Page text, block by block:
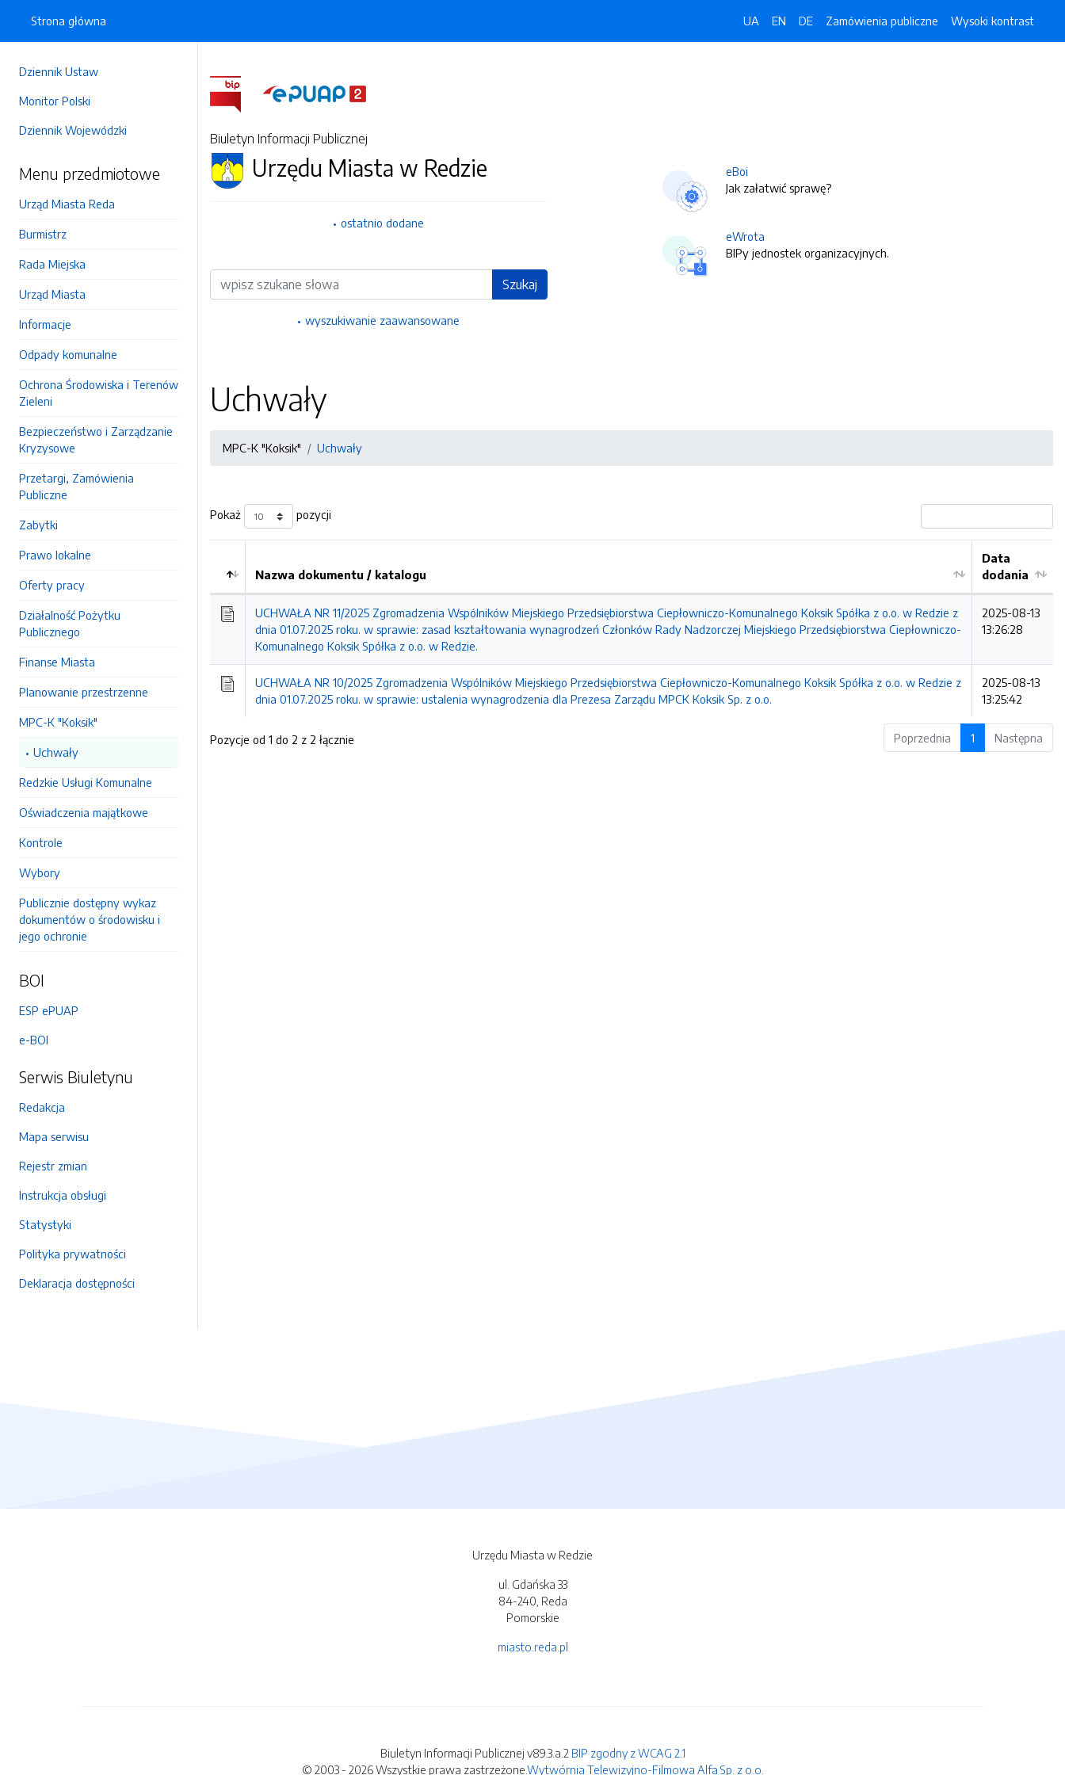
Dziennik Ustaw
Monitor Polski
Dziennik Wojewódzki
Menu przedmiotowe
Urząd Miasta Reda
Burmistrz
Rada Miejska
Urząd Miasta
Informacje
Odpady komunalne
Ochrona Środowiska i Terenów
Zieleni
Bezpieczeństwo i Zarządzanie
Kryzysowe
Przetargi, Zamówienia
Publiczne
Zabytki
Prawo lokalne
Oferty pracy
Działalność Pożytku
Publicznego
Finanse Miasta
Planowanie przestrzenne
MPC-K "Koksik"
Uchwały
Redzkie Usługi Komunalne
Oświadczenia majątkowe
Kontrole
Wybory
Publicznie dostępny wykaz
dokumentów o środowisku i
jego ochronie
BOI
ESP ePUAP
e-BOI
Serwis Biuletynu
Redakcja
Mapa serwisu
Rejestr zmian
Instrukcja obsługi
Statystyki
Polityka prywatności
Deklaracja dostępności
Strona główna UA EN DE Zamówienia publiczne Wysoki kontrast
Biuletyn Informacji Publicznej
Urzędu Miasta w Redzie
ostatnio dodane
Wyszukiwarka Szukaj
wyszukiwanie zaawansowane
eBoi
Jak załatwić sprawę?
eWrota
BIPy jednostek organizacyjnych.
Uchwały
MPC-K "Koksik" Uchwały
Pokaż pozycji
Kolejność
Nazwa dokumentu / katalogu
Data
dodania
UCHWAŁA NR 11/2025 Zgromadzenia Wspólników Miejskiego Przedsiębiorstwa Ciepłowniczo-Komunalnego Koksik Spółka z o.o. w Redzie z
dnia 01.07.2025 roku. w sprawie: zasad kształtowania wynagrodzeń Członków Rady Nadzorczej Miejskiego Przedsiębiorstwa Ciepłowniczo-
Komunalnego Koksik Spółka z o.o. w Redzie.
2025-08-13
13:26:28
UCHWAŁA NR 10/2025 Zgromadzenia Wspólników Miejskiego Przedsiębiorstwa Ciepłowniczo-Komunalnego Koksik Spółka z o.o. w Redzie z
dnia 01.07.2025 roku. w sprawie: ustalenia wynagrodzenia dla Prezesa Zarządu MPCK Koksik Sp. z o.o.
2025-08-13
13:25:42
Pozycje od 1 do 2 z 2 łącznie Poprzednia 1 Następna
Urzędu Miasta w Redzie
ul. Gdańska 33
84-240, Reda
Pomorskie
miasto.reda.pl
Biuletyn Informacji Publicznej v89.3.a.2 BIP zgodny z WCAG 2.1
© 2003 - 2026 Wszystkie prawa zastrzeżone.Wytwórnia Telewizyjno-Filmowa Alfa Sp. z o.o.